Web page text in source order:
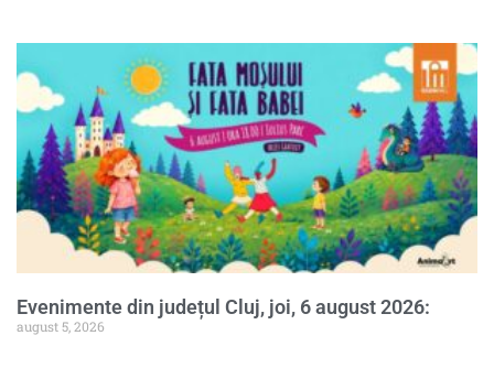
Evenimente din județul Cluj, joi, 6 august 2026:
august 5, 2026